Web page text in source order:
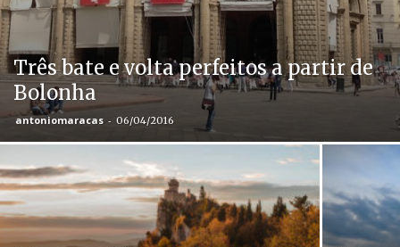
Três bate e volta perfeitos a partir de
Bolonha
antoniomaracas - 06/04/2016